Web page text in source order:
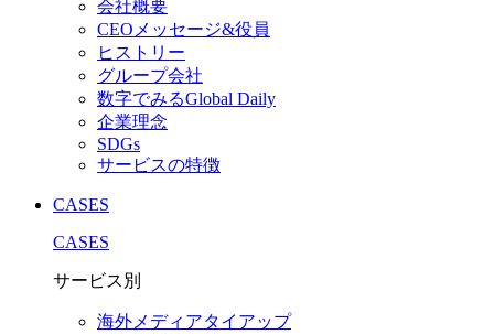
会社概要
CEOメッセージ&役員
ヒストリー
グループ会社
数字でみるGlobal Daily
企業理念
SDGs
サービスの特徴
CASES
CASES
サービス別
海外メディアタイアップ